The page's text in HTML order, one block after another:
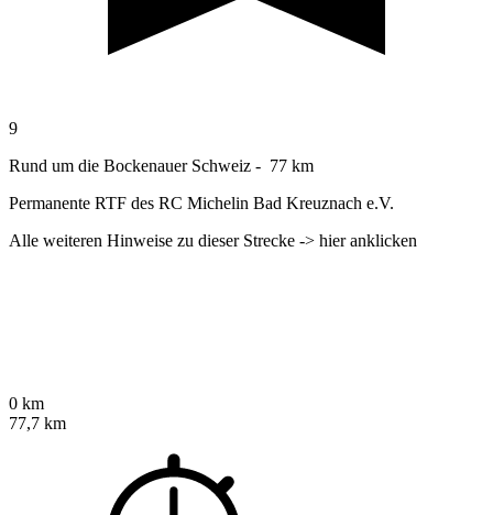
9
Rund um die Bockenauer Schweiz - 77 km
Permanente RTF des RC Michelin Bad Kreuznach e.V.
Alle weiteren Hinweise zu dieser Strecke -> hier anklicken
0 km
77,7 km